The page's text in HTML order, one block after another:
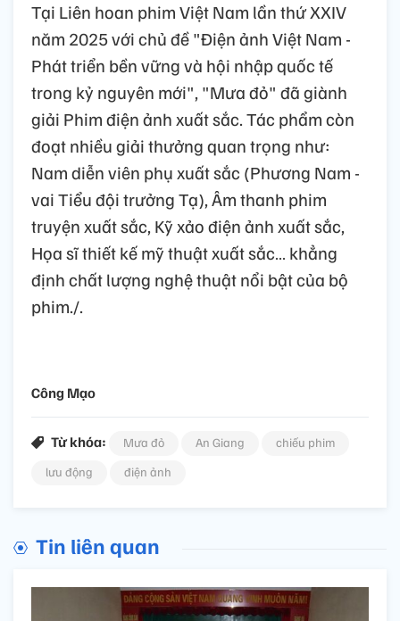
Tại Liên hoan phim Việt Nam lần thứ XXIV
năm 2025 với chủ đề "Điện ảnh Việt Nam -
Phát triển bền vững và hội nhập quốc tế
trong kỷ nguyên mới", "Mưa đỏ" đã giành
giải Phim điện ảnh xuất sắc. Tác phẩm còn
đoạt nhiều giải thưởng quan trọng như:
Nam diễn viên phụ xuất sắc (Phương Nam -
vai Tiểu đội trưởng Tạ), Âm thanh phim
truyện xuất sắc, Kỹ xảo điện ảnh xuất sắc,
Họa sĩ thiết kế mỹ thuật xuất sắc… khẳng
định chất lượng nghệ thuật nổi bật của bộ
phim./.
Công Mạo
Từ khóa: Mưa đỏ An Giang
chiếu phim
lưu động
điện ảnh
Tin liên quan